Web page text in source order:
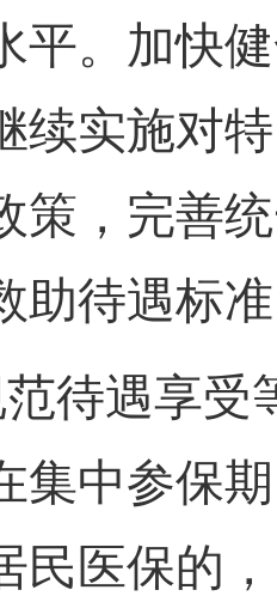
平。加快
续实施对
策，完善
助待遇标
待遇享受
集中参保
民医保的